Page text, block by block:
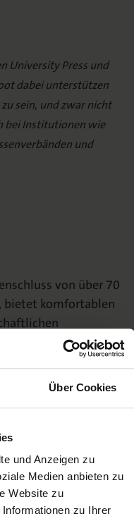
Über Cookies
und Anzeigen zu
Medien anbieten zu
Website zu
zu Ihrer
University Press und
dabei unterstützen
sein, und zwar nicht
bei Institutionen wie
und
von über 70
bietet komfortablen
Recht, Politik,
Kultur, Europa,
Arbeit, Sprach-
und Psychologie.
elibrary.de/de/